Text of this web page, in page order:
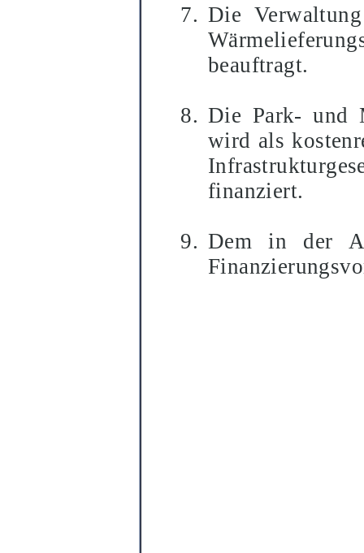
Die
beauftragt.
Die Park- und
wird als
finanziert.
Dem in der